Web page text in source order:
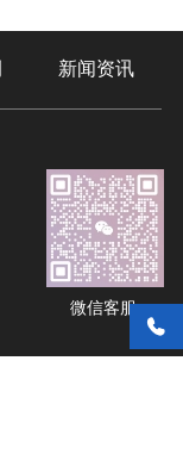
新闻资讯
微信客服